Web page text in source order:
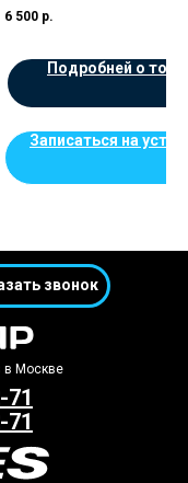
6 500 р.
Подробней о
Записаться на
71
71
звонок
в Москве